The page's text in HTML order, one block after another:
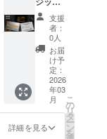
限り掲
載 ・掲
載方
法：イ
ニシャ
ルのア
ルファ
ベット
のみ ・
注意事
項：支
援時、
（exひ
とみす
ず）に
お名前
を大き
く掲載
・掲載
期間：
事業が
存続す
る限り
掲載 ・
支援
者：
0人
お届
け予
定：
2026
年03
月
詳細を見る
こ
の
リ
タ
ー
ン
を